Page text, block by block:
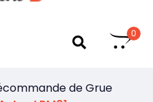
0
de Grue